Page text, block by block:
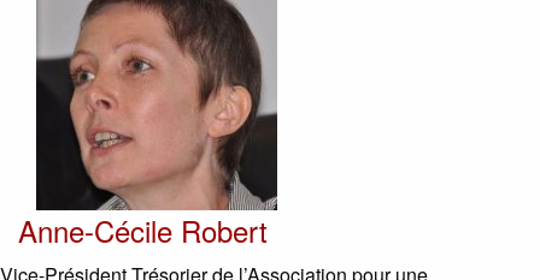
Anne-Cécile Robert